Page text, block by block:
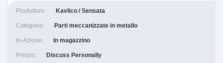
Produttore: Kavlico / Sensata
Categoria: Parti meccanizzate in metallo
In-Azione: In magazzino
Prezzo: Discuss Personally